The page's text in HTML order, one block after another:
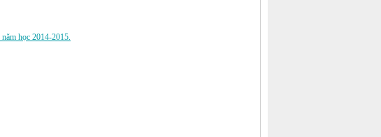
học 2014-2015.